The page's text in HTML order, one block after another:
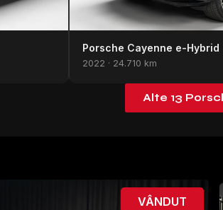
Porsche Cayenne e-Hybrid
2022 · 24.710 km
Alte 13
VÂNDUT